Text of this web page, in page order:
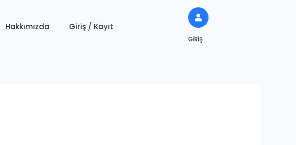
Hakkımızda Giriş / Kayıt
GIRIŞ